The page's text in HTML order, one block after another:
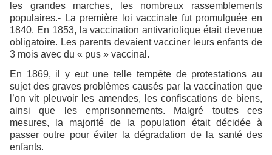
les grandes marches, les nombreux rassemblements
populaires.- La première loi vaccinale fut promulguée en
1840. En 1853, la vaccination antivariolique était devenue
obligatoire. Les parents devaient vacciner leurs enfants de
3 mois avec du « pus » vaccinal.
En 1869, il y eut une telle tempête de protestations au
sujet des graves problèmes causés par la vaccination que
l’on vit pleuvoir les amendes, les confiscations de biens,
ainsi que les emprisonnements. Malgré toutes ces
mesures, la majorité de la population était décidée à
passer outre pour éviter la dégradation de la santé des
enfants.